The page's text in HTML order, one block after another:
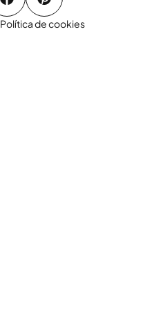
Política de cookies